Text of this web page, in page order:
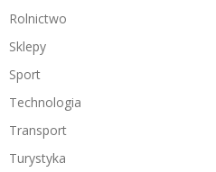
Rolnictwo
Sklepy
Sport
Technologia
Transport
Turystyka